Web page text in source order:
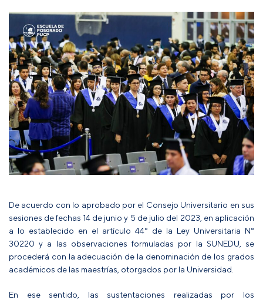
De acuerdo con lo aprobado por el Consejo Universitario en sus
sesiones de fechas 14 de junio y 5 de julio del 2023, en aplicación
a lo establecido en el artículo 44° de la Ley Universitaria N°
30220 y a las observaciones formuladas por la SUNEDU, se
procederá con la adecuación de la denominación de los grados
académicos de las maestrías, otorgados por la Universidad.
En ese sentido, las sustentaciones realizadas por los